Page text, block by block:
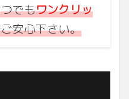
でもワンクリッ
安心下さい。